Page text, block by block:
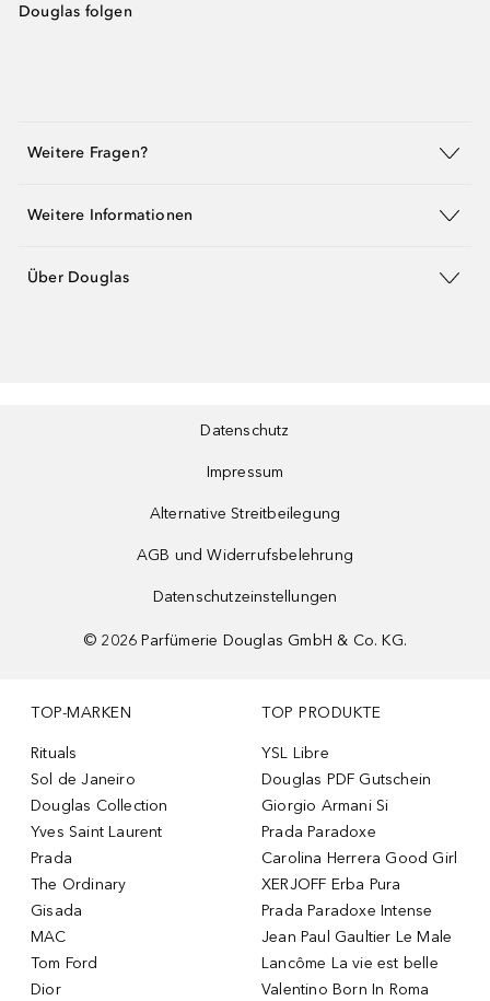
Douglas folgen
Weitere Fragen?
Weitere Informationen
Über Douglas
Datenschutz
Impressum
Alternative Streitbeilegung
AGB und Widerrufsbelehrung
Datenschutzeinstellungen
© 2026 Parfümerie Douglas GmbH & Co. KG.
TOP-MARKEN
Rituals
Sol de Janeiro
Douglas Collection
Yves Saint Laurent
Prada
The Ordinary
Gisada
MAC
Tom Ford
Dior
TOP PRODUKTE
YSL Libre
Douglas PDF Gutschein
Giorgio Armani Si
Prada Paradoxe
Carolina Herrera Good Girl
XERJOFF Erba Pura
Prada Paradoxe Intense
Jean Paul Gaultier Le Male
Lancôme La vie est belle
Valentino Born In Roma